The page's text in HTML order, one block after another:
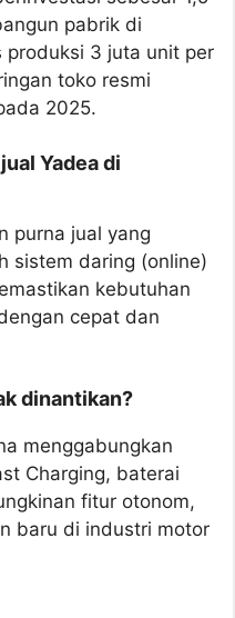
pabrik di
produksi 3 juta unit per
toko resmi
2025.
Yadea di
purna jual yang
sistem daring (online)
kebutuhan
cepat dan
dinantikan?
menggabungkan
Charging, baterai
fitur otonom,
baru di industri motor